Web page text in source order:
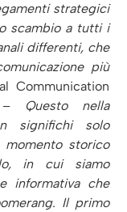
strategici
scambio a tutti i
differenti, che
più
Communication
–
Questo nella
significhi solo
storico
in cui siamo
informativa che
Il primo